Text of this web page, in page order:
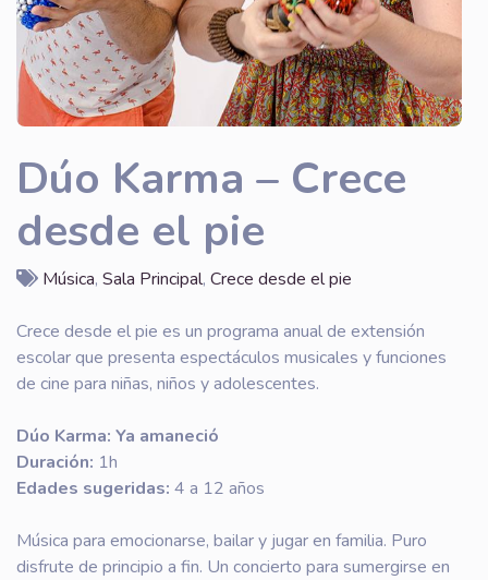
Dúo Karma – Crece
desde el pie
Música, Sala Principal, Crece desde el pie
Crece desde el pie es un programa anual de extensión
escolar que presenta espectáculos musicales y funciones
de cine para niñas, niños y adolescentes.
Dúo Karma: Ya amaneció
Duración: 1h
Edades sugeridas: 4 a 12 años
Música para emocionarse, bailar y jugar en familia. Puro
disfrute de principio a fin. Un concierto para sumergirse en